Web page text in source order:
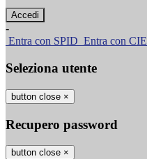
-
Entra con SPID Entra con CIE
Seleziona utente
button close ×
Recupero password
button close ×